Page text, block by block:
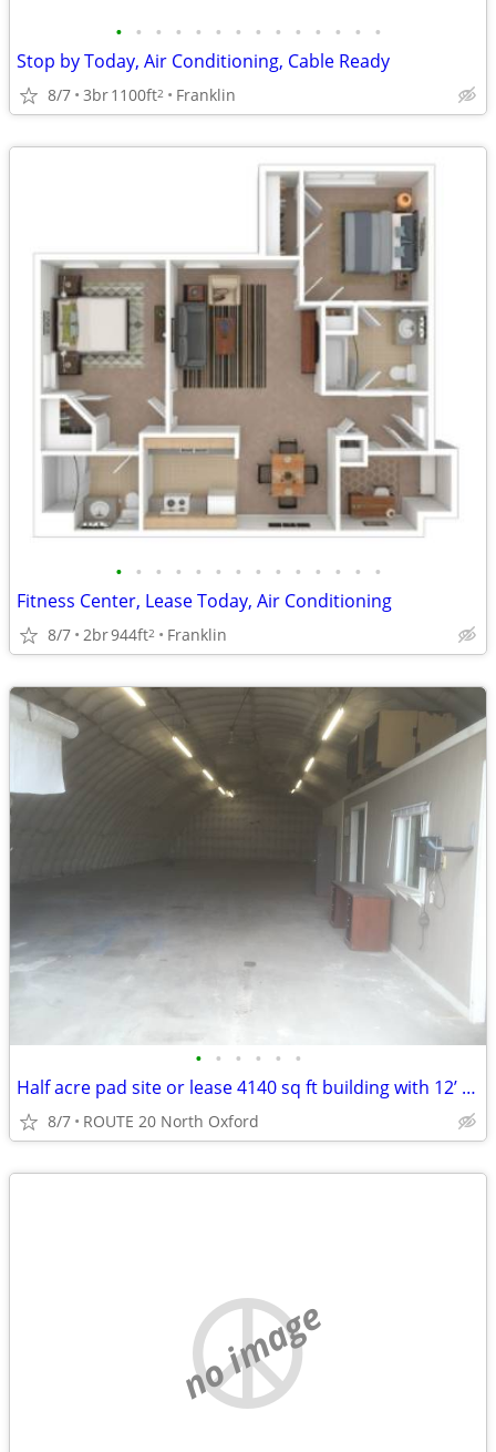
• • • • • • • • • • • • • •
Stop by Today, Air Conditioning, Cable Ready
8/7 3br1100ft2 Franklin
• • • • • • • • • • • • • •
Fitness Center, Lease Today, Air Conditioning
8/7 2br944ft2 Franklin
• • • • • •
Half acre pad site or lease 4140 sq ft building with 12’ electric door with
8/7 ROUTE 20 North Oxford
no image